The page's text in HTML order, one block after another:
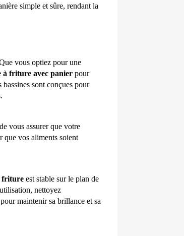
simple et sûre, rendant la
. Que vous optiez pour une
à friture avec panier pour
sont conçues pour
Une température d'huile correcte est cruciale. Utilisez un thermomètre pour huile afin de vous assurer que votre
que vos aliments soient
friture est stable sur le plan de
nettoyez
maintenir sa brillance et sa